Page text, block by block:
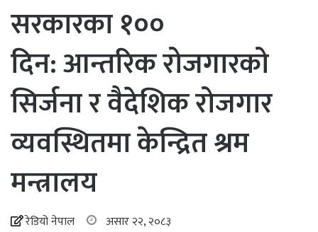
सरकारका १००
दिन: आन्तरिक रोजगारको
सिर्जना र वैदेशिक रोजगार
व्यवस्थितमा केन्द्रित श्रम
मन्त्रालय
रेडियो नेपाल असार २२, २०८३